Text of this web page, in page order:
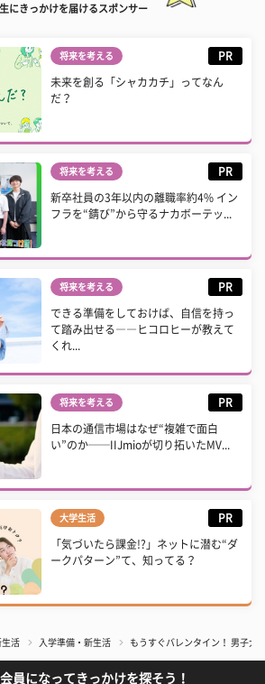
にきっかけを届けるスポンサー
将来を考える PR
未来を創る「シャカカチ」ってなん
だ？
将来を考える PR
新卒社員の3年以内の離職率約4% イン
フラを“錆び”から守るナカボーテッ...
将来を考える PR
できる準備をしておけば、自信を持っ
て踏み出せる――ヒコロヒーが教えて
くれ...
将来を考える PR
日本の通信市場はなぜ“複雑で面白
い”のか──IIJmioが切り拓いたMV...
大学生活 PR
「気づいたら課金!?」ネットに潜む“ダ
ークパターン”て、知ってる？
生活 入学準備・新生活 もうすぐバレンタイン！ 男子大
員になってきっかけを探そう！